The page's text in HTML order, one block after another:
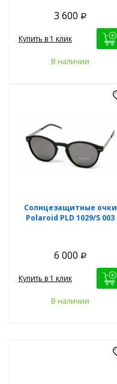
3 600 Р
Купить в 1 клик
В наличии
Солнцезащитные очки
Polaroid PLD 1029/S 003
6 000 Р
Купить в 1 клик
В наличии